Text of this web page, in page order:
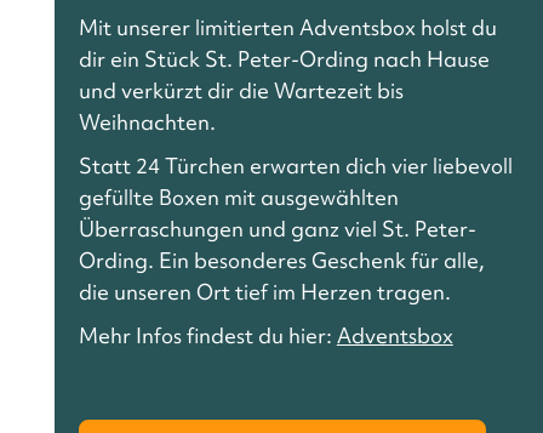
Mit unserer limitierten Adventsbox holst du
dir ein Stück St. Peter-Ording nach Hause
und verkürzt dir die Wartezeit bis
Weihnachten.
Statt 24 Türchen erwarten dich vier liebevoll
gefüllte Boxen mit ausgewählten
Überraschungen und ganz viel St. Peter-
Ording. Ein besonderes Geschenk für alle,
die unseren Ort tief im Herzen tragen.
Mehr Infos findest du hier: Adventsbox